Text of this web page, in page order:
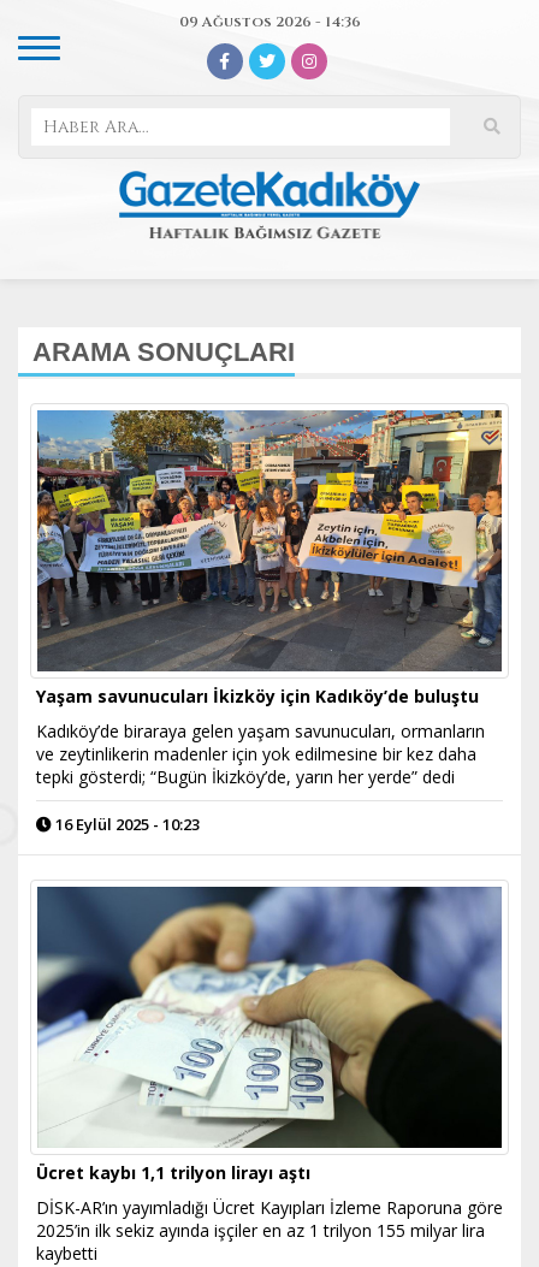
09 Ağustos 2026 - 14:36
ARAMA SONUÇLARI
Yaşam savunucuları İkizköy için Kadıköy’de buluştu
Kadıköy’de biraraya gelen yaşam savunucuları, ormanların
ve zeytinlikerin madenler için yok edilmesine bir kez daha
tepki gösterdi; “Bugün İkizköy’de, yarın her yerde” dedi
16 Eylül 2025 - 10:23
Ücret kaybı 1,1 trilyon lirayı aştı
DİSK-AR’ın yayımladığı Ücret Kayıpları İzleme Raporuna göre
2025’in ilk sekiz ayında işçiler en az 1 trilyon 155 milyar lira
kaybetti